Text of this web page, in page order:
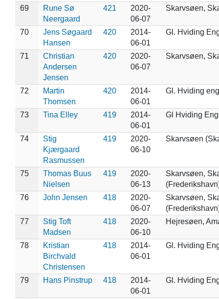
69
Rune Sø
Neergaard
421
2020-
06-07
Skarvsøen,
70
Jens Søgaard
Hansen
420
2014-
06-01
Gl. Hviding
71
Christian
Andersen
Jensen
420
2020-
06-07
Skarvsøen,
72
Martin
Thomsen
420
2014-
06-01
Gl. Hviding
73 Tina Elley 419
2014-
06-01
Gl Hviding
74
Stig
Kjærgaard
Rasmussen
419
2020-
06-10
Skarvsøen
75
Thomas Buus
Nielsen
419
2020-
06-13
Skarvsøen,
76
John Jensen 418
2020-
06-07
Skarvsøen,
77
Stig Toft
Madsen
418
2020-
06-10
Hejresøen,
78
Kristian
Birchvald
Christensen
418
2014-
06-01
Gl. Hviding
79 Hans Pinstrup 418
2014-
06-01
Gl. Hviding